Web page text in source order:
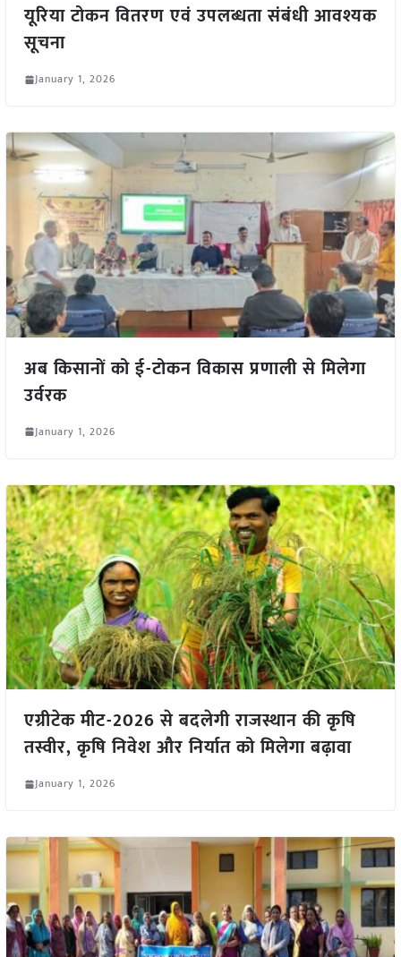
यूरिया टोकन वितरण एवं उपलब्धता संबंधी आवश्यक
सूचना
January 1, 2026
अब किसानों को ई-टोकन विकास प्रणाली से मिलेगा
उर्वरक
January 1, 2026
एग्रीटेक मीट-2026 से बदलेगी राजस्थान की कृषि
तस्वीर, कृषि निवेश और निर्यात को मिलेगा बढ़ावा
January 1, 2026